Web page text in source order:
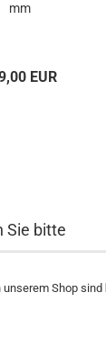
mm
EUR
Sie bitte
unserem Shop sind